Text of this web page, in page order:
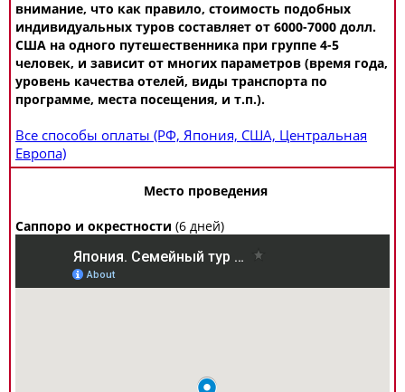
внимание, что как правило, стоимость подобных
индивидуальных туров составляет от 6000-7000 долл.
США на одного путешественника при группе 4-5
человек, и зависит от многих параметров (время года,
уровень качества отелей, виды транспорта по
программе, места посещения, и т.п.).
Все способы оплаты (РФ, Япония, США, Центральная
Европа)
Место проведения
Саппоро и окрестности (6 дней)